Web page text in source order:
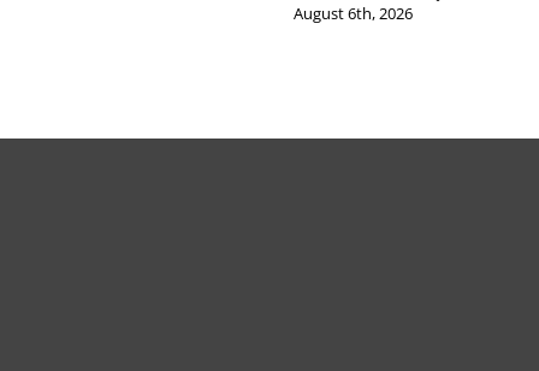
August 6th, 2026